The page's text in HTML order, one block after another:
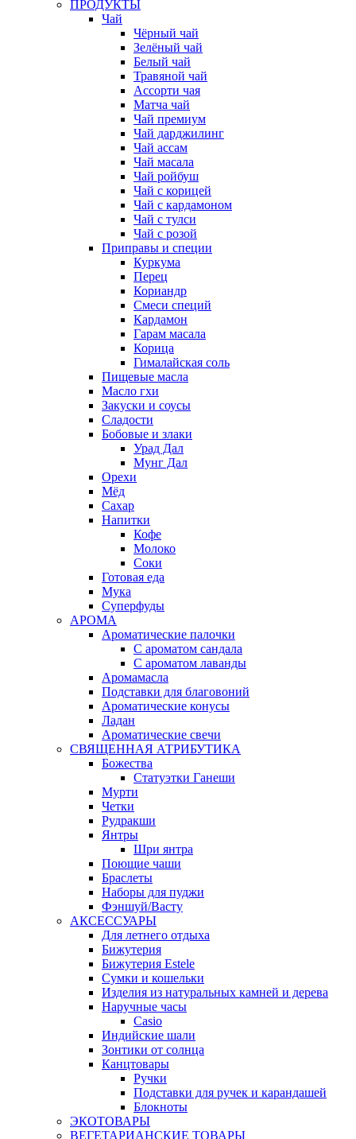
ПРОДУКТЫ
Чай
Чёрный чай
Зелёный чай
Белый чай
Травяной чай
Ассорти чая
Матча чай
Чай премиум
Чай дарджилинг
Чай ассам
Чай масала
Чай ройбуш
Чай с корицей
Чай с кардамоном
Чай с тулси
Чай с розой
Приправы и специи
Куркума
Перец
Кориандр
Смеси специй
Кардамон
Гарам масала
Корица
Гималайская соль
Пищевые масла
Масло гхи
Закуски и соусы
Сладости
Бобовые и злаки
Урад Дал
Мунг Дал
Орехи
Мёд
Сахар
Напитки
Кофе
Молоко
Соки
Готовая еда
Мука
Суперфуды
АРОМА
Ароматические палочки
С ароматом сандала
С ароматом лаванды
Аромамасла
Подставки для благовоний
Ароматические конусы
Ладан
Ароматические свечи
СВЯЩЕННАЯ АТРИБУТИКА
Божества
Статуэтки Ганеши
Мурти
Четки
Рудракши
Янтры
Шри янтра
Поющие чаши
Браслеты
Наборы для пуджи
Фэншуй/Васту
АКСЕССУАРЫ
Для летнего отдыха
Бижутерия
Бижутерия Estele
Сумки и кошельки
Изделия из натуральных камней и дерева
Наручные часы
Casio
Индийские шали
Зонтики от солнца
Канцтовары
Ручки
Подставки для ручек и карандашей
Блокноты
ЭКОТОВАРЫ
ВЕГЕТАРИАНСКИЕ ТОВАРЫ